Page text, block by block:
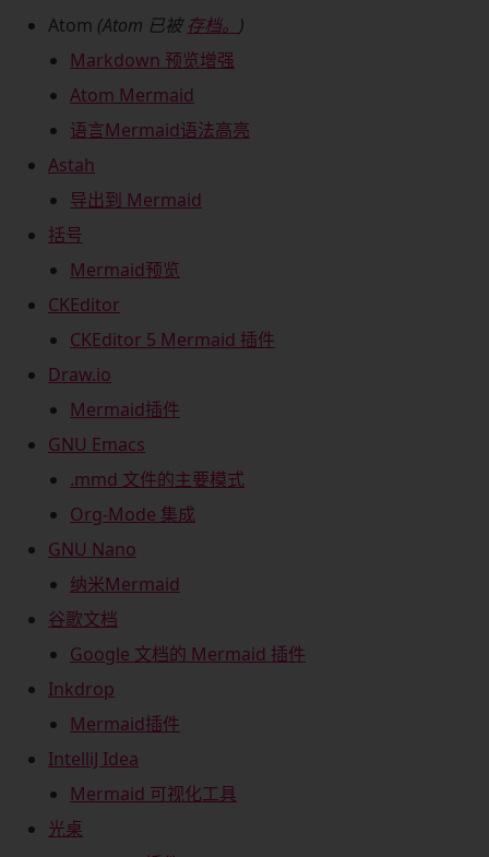
Atom (Atom 已被存档。 )
Markdown 预览增强
Atom Mermaid
语言Mermaid语法高亮
Astah
导出到 Mermaid
括号
Mermaid预览
CKEditor
CKEditor 5 Mermaid 插件
Draw.io
Mermaid插件
GNU Emacs
.mmd 文件的主要模式
Org-Mode 集成
GNU Nano
纳米Mermaid
谷歌文档
Google 文档的 Mermaid 插件
Inkdrop
Mermaid插件
IntelliJ Idea
Mermaid 可视化工具
光桌